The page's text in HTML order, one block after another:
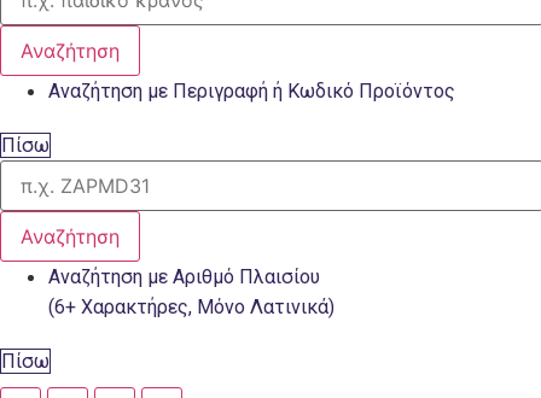
Αναζήτηση
Αναζήτηση με Περιγραφή ή Κωδικό Προϊόντος
Πίσω
Αναζήτηση
Αναζήτηση με Αριθμό Πλαισίου
(6+ Χαρακτήρες, Μόνο Λατινικά)
Πίσω